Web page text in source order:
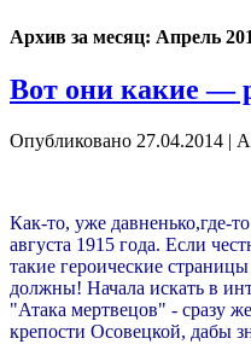
Архив за месяц: Апрель
Вот они какие —
Опубликовано 27.04.2014 |
Как-то, уже давненько,где-
августа 1915 года. Если
такие героические
должны! Начала искать в
"Атака мертвецов" - сразу
крепости Осовецкой, дабы